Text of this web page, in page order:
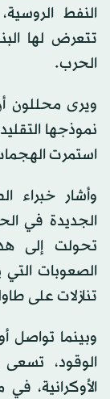
النفط
تتعرض لها
الحرب.
ويرى محللون
نموذجها
استمرت الهجمات
وأشار خبراء
الجديدة في
تحولت إلى
الصعوبات
تنازلات على
وبينما تواصل
الوقود،
الأوكرانية،